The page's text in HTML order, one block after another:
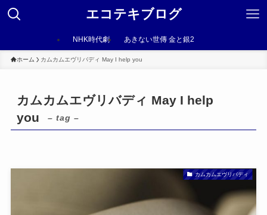
エコテキブログ
NHK時代劇 あきない世傳 金と銀2
ホーム カムカムエヴリバディ May I help you
カムカムエヴリバディ May I help
you
– tag –
カムカムエヴリバディ